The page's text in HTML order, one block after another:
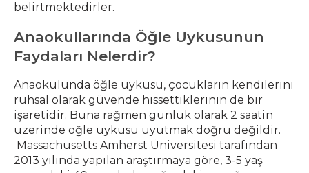
belirtmektedirler.
Anaokullarında Öğle Uykusunun
Faydaları Nelerdir?
Anaokulunda öğle uykusu, çocukların kendilerini
ruhsal olarak güvende hissettiklerinin de bir
işaretidir. Buna rağmen günlük olarak 2 saatin
üzerinde öğle uykusu uyutmak doğru değildir.
Massachusetts Amherst Üniversitesi tarafından
2013 yılında yapılan araştırmaya göre, 3-5 yaş